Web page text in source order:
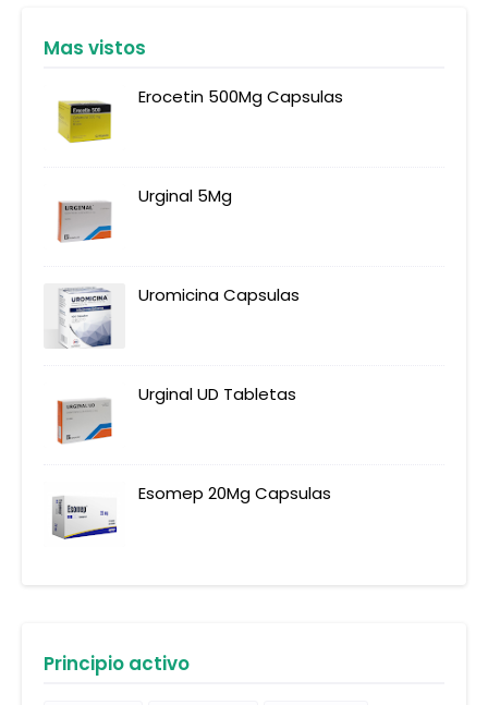
Mas vistos
Erocetin 500Mg Capsulas
Urginal 5Mg
Uromicina Capsulas
Urginal UD Tabletas
Esomep 20Mg Capsulas
Principio activo